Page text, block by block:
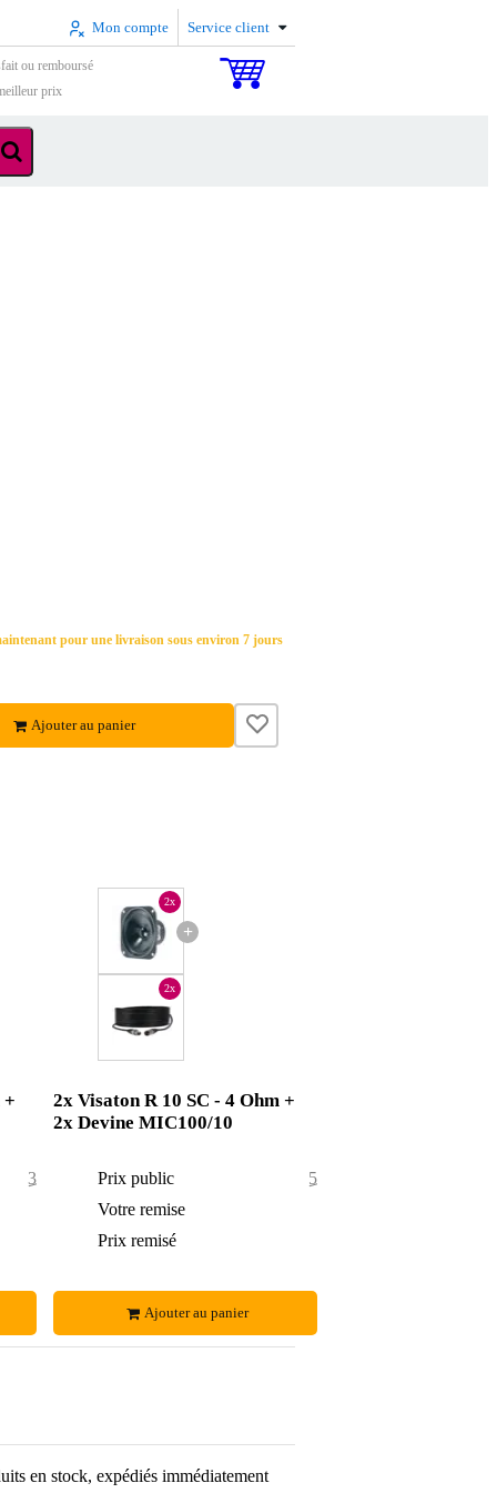
Mon compte Service client
ou remboursé
prix
pour une livraison sous environ 7 jours
Ajouter au panier
+
37,10 €
+
2x
2x
2x Visaton R 10 SC - 4 Ohm +
2x Devine MIC100/10
Prix public
51,50 €
Votre remise
Prix remisé
Ajouter au panier
en stock, expédiés immédiatement